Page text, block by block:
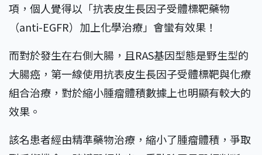
項，個人覺得以「抗表皮生長因子受體標靶藥物
（anti-EGFR）加上化學治療」會蠻有效果！
而對於發生在右側大腸，且RAS基因型態是野生型的
大腸癌，第一線使用抗表皮生長因子受體標靶與化療
組合治療，對於縮小腫瘤體積數據上也明顯有較大的
效果。
該名患者經由精準藥物治療，縮小了腫瘤體積，爭取